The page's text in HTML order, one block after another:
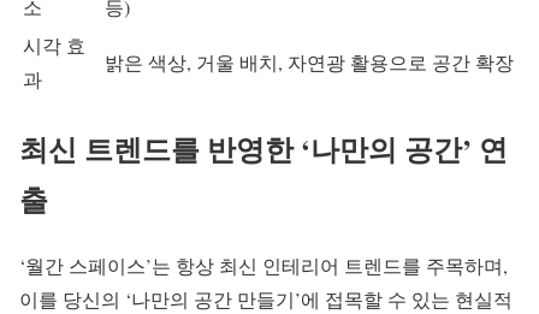
소
등)
시각 효
과
밝은 색상, 거울 배치, 자연광 활용으로 공간 확장
최신 트렌드를 반영한 ‘나만의 공간’ 연
출
‘월간 스페이스’는 항상 최신 인테리어 트렌드를 주목하며,
이를 당신의 ‘나만의 공간 만들기’에 접목할 수 있는 현실적